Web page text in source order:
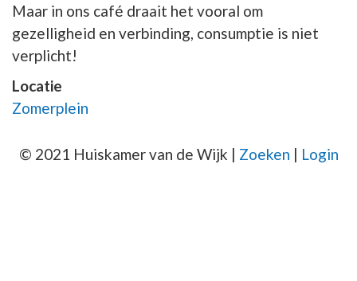
Maar in ons café draait het vooral om
gezelligheid en verbinding, consumptie is niet
verplicht!
Locatie
Zomerplein
© 2021 Huiskamer van de Wijk | Zoeken | Login